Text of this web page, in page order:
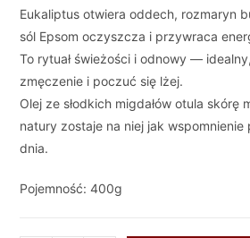
Eukaliptus otwiera oddech, rozmaryn
sól Epsom oczyszcza i przywraca
To rytuał świeżości i odnowy —
zmęczenie i poczuć się lżej.
Olej ze słodkich migdałów otula skórę
natury zostaje na niej jak wspomnienie
dnia.
Pojemność: 400g